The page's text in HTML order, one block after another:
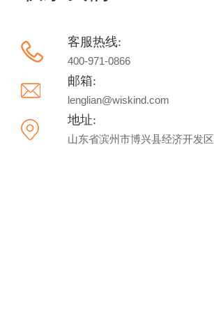
客服热线:
400-971-0866
邮箱:
lenglian@wiskind.com
地址:
山东省滨州市博兴县经济开发区